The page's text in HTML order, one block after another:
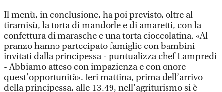
Il menù, in conclusione, ha poi previsto, oltre al
tiramisù, la torta di mandorle e di amaretti, con la
confettura di marasche e una torta cioccolatina. «Al
pranzo hanno partecipato famiglie con bambini
invitati dalla principessa - puntualizza chef Lampredi
- Abbiamo atteso con impazienza e con onore
quest’opportunità». Ieri mattina, prima dell’arrivo
della principessa, alle 13.49, nell’agriturismo si è